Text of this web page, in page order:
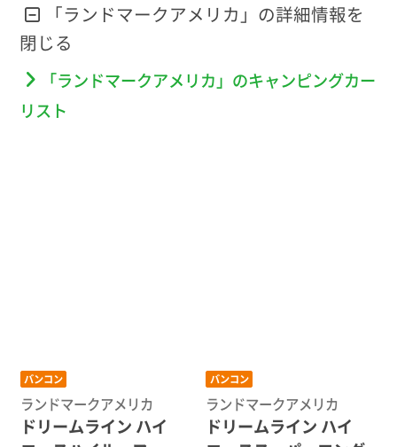
「ランドマークアメリカ」の詳細情報を
「ランドマークアメリカ」のキャンピングカー
リスト
バンコン
ランドマークアメリカ
ドリームライン ハイ
バンコン
ランドマークアメリカ
ドリームライン ハイ